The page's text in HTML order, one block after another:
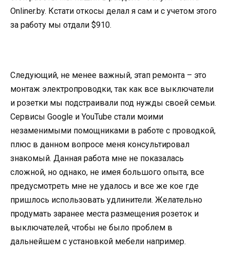
Onliner.by. Кстати откосы делал я сам и с учетом этого
за работу мы отдали $910.
Следующий, не менее важный, этап ремонта – это
монтаж электропроводки, так как все выключатели
и розетки мы подстраивали под нужды своей семьи.
Сервисы Google и YouTube стали моими
незаменимыми помощниками в работе с проводкой,
плюс в данном вопросе меня консультировал
знакомый. Данная работа мне не показалась
сложной, но однако, не имея большого опыта, все
предусмотреть мне не удалось и все же кое где
пришлось использовать удлинители. Желательно
продумать заранее места размещения розеток и
выключателей, чтобы не было проблем в
дальнейшем с установкой мебели например.